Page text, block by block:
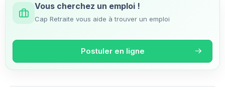
Vous cherchez un emploi !
Cap Retraite vous aide à trouver un emploi
Postuler en ligne